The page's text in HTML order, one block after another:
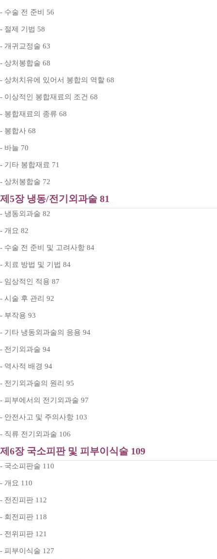
- 수술 전 준비 56
- 절제 기법 58
- 개귀교정술 63
- 상처봉합술 68
- 상처치유에 있어서 봉합의 역할 68
- 이상적인 봉합재료의 조건 68
- 봉합재료의 종류 68
- 봉합사 68
- 바늘 70
- 기타 봉합재료 71
- 상처봉합술 72
제5장 냉동/전기외과술 81
- 냉동외과술 82
- 개요 82
- 수술 전 준비 및 고려사항 84
- 치료 방법 및 기법 84
- 임상적인 적용 87
- 시술 후 관리 92
- 부작용 93
- 기타 냉동외과술의 응용 94
- 전기외과술 94
- 역사적 배경 94
- 전기외과술의 원리 95
- 피부에서의 전기외과술 97
- 안전사고 및 주의사항 103
- 직류 전기외과술 106
제6장 국소피판 및 피부이식술 109
- 국소피판술 110
- 개요 110
- 전진피판 112
- 회전피판 118
- 전위피판 121
- 피부이식술 127